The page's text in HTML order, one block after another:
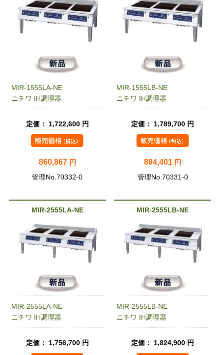
MIR-1555LA-NE
ニチワ IH調理器
定価： 1,722,600 円
860,867 円
管理No.70332-0
MIR-1555LB-NE
ニチワ IH調理器
定価： 1,789,700 円
894,401 円
管理No.70331-0
MIR-2555LA-NE
MIR-2555LA-NE
ニチワ IH調理器
定価： 1,756,700 円
MIR-2555LB-NE
MIR-2555LB-NE
ニチワ IH調理器
定価： 1,824,900 円